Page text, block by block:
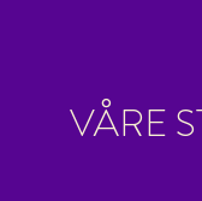
VÅRE